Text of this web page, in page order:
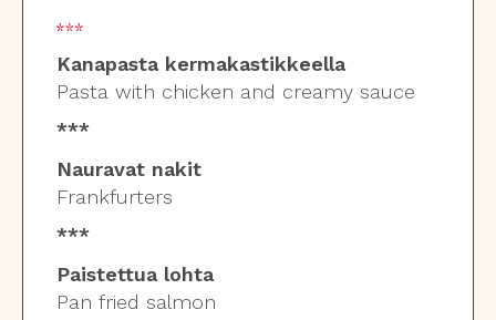
Kanapasta kermakastikkeella
Pasta with chicken and creamy sauce
***
Nauravat nakit
Frankfurters
***
Paistettua lohta
Pan fried salmon